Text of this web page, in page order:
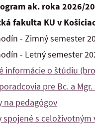
ak. roka 2026/
fakulta KU v
- Zimný semester
- Letný semester
informácie o štúdiu
pre Bc. a
na pedagógov
spojené s celoživotným